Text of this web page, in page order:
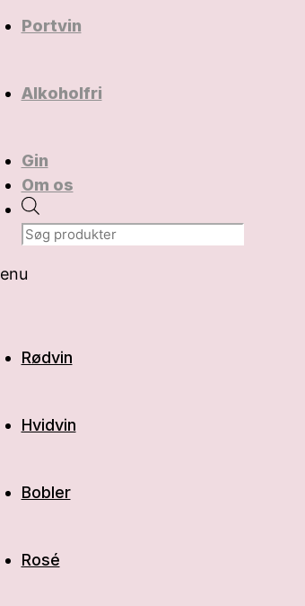
Portvin
Alkoholfri
Gin
Om os
Products
search
Rødvin
Hvidvin
Bobler
Rosé